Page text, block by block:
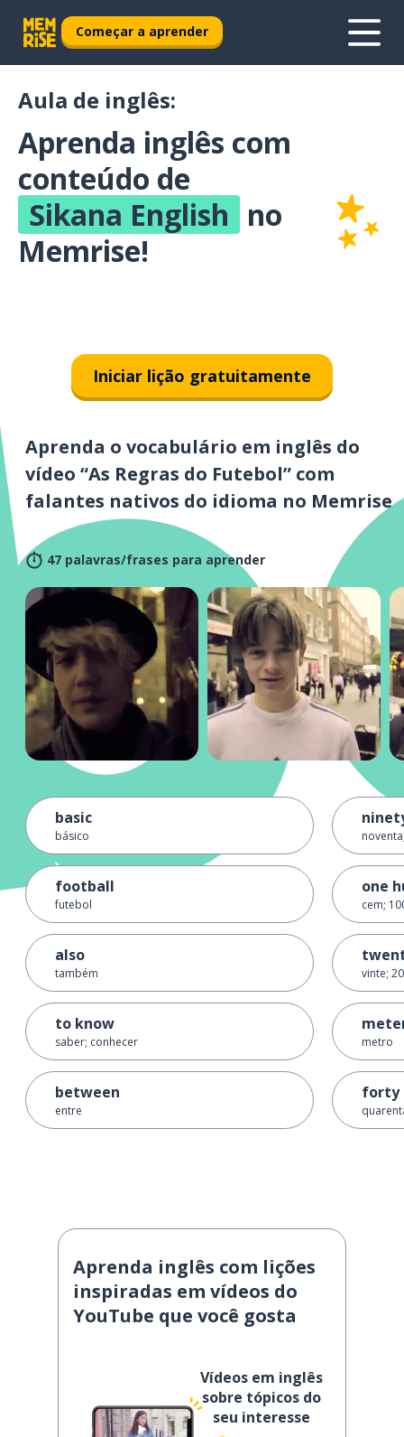
Começar a aprender
Aula de inglês:
Aprenda inglês com
conteúdo de
Sikana English no
Memrise!
Iniciar lição gratuitamente
Aprenda o vocabulário em inglês do
vídeo “As Regras do Futebol” com
falantes nativos do idioma no Memrise
47 palavras/frases para aprender
basic
básico
football
futebol
also
também
to know
saber; conhecer
between
entre
one
cem;
vinte; 20
metro
forty
Aprenda inglês com lições
inspiradas em vídeos do
YouTube que você gosta
Vídeos em inglês
sobre tópicos do
seu interesse